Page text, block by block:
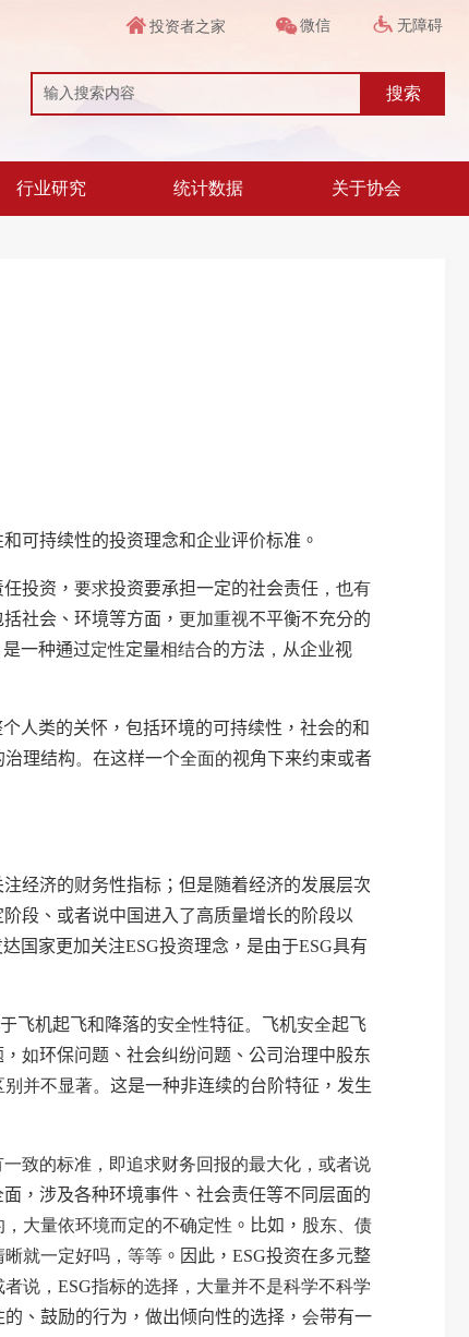
投资者之家 微信 无障碍
搜索
行业研究 统计数据 关于协会
可持续性的投资理念和企业评价标准。
任投资， 要求投资要承担一定的社会责任 ，也有
括社会、环境等方面， 更加重视不平衡不充分的
一种通过定性定量相结合的方法 ， 从企业视
人类的关怀，包括环境的可持续性，社会的和
治理结构。 在这样一个全面的视角下来约束或者
注经济的财务性指标；但是随着经济的发展层次
段、或者说中国进入了高质量增长的阶段以
国家更加关注ESG投资理念，是由于ESG具有
飞机起飞和降落的安全性特征。 飞机安全起飞
如环保问题、社会纠纷问题、公司治理中股东
并不显著。 这是一种非连续的台阶特征，发生
一致的标准，即追求财务回报的最大化，或者说
面，涉及各种环境事件、社会责任等不同层面的
大量依环境而定的不确定性 。比如， 股东、债
就一定好吗，等等 。因此， ESG投资在多元整
说， ESG指标的选择，大量并不是科学不科学
、鼓励的行为，做出倾向性的选择， 会带有一